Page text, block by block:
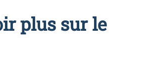
plus sur le